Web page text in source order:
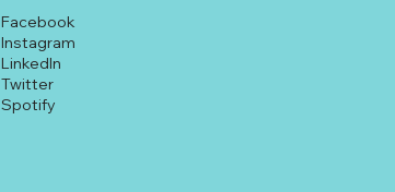
Facebook
Instagram
LinkedIn
Twitter
Spotify